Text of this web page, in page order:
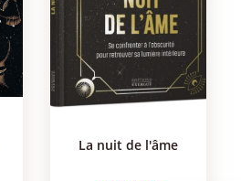
la nuit de l'âme